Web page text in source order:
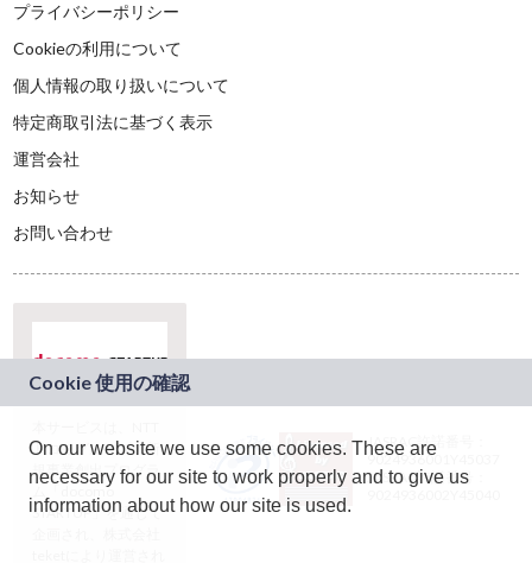
プライバシーポリシー
Cookieの利用について
個人情報の取り扱いについて
特定商取引法に基づく表示
運営会社
お知らせ
お問い合わせ
ドコモグループの新
規事業創出プログラ
ム「docomo
STARTUP」を通じて
JASRAC許諾番号：
9024936001Y45037
JASRAC許諾番号：
On our website we use some cookies. These are
necessary for our site to work properly and to give us
information about how our site is used.